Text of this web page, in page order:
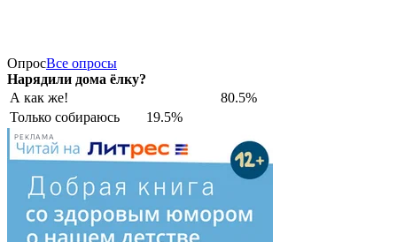
ОпросВсе опросы
Нарядили дома ёлку?
А как же!
80.5%
Только собираюсь
19.5%
РЕКЛАМА